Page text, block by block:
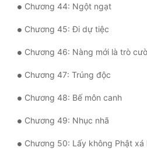
Đẹp Hiệp
Tính Cách Nhân Vật :
Chương 44: Ngột ngạt
Chương 45: Đi dự tiệc
Chương 46: Nàng mới là trò
Chương 47: Trúng độc
Chương 48: Bế môn canh
Chương 49: Nhục nhã
Chương 50: Lấy không Phật xá